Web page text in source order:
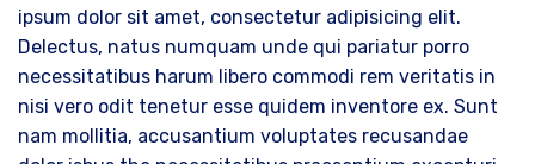
ipsum dolor sit amet, consectetur adipisicing elit.
Delectus, natus numquam unde qui pariatur porro
necessitatibus harum libero commodi rem veritatis in
nisi vero odit tenetur esse quidem inventore ex. Sunt
nam mollitia, accusantium voluptates recusandae